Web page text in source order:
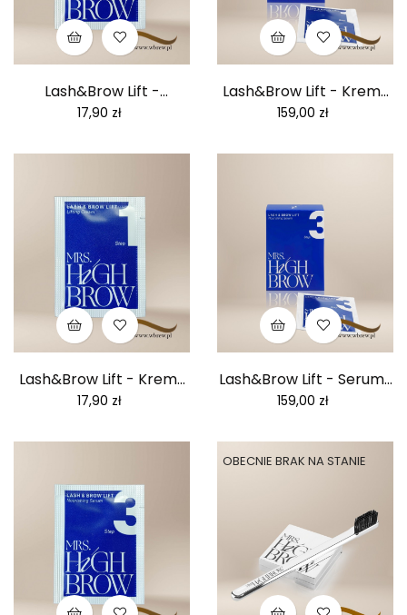
Lash&Brow Lift -
Balsam...
Cena
17,90 zł
Lash&Brow Lift - Krem...
Cena
159,00 zł
Lash&Brow Lift - Krem...
Cena
17,90 zł
Lash&Brow Lift - Serum...
Cena
159,00 zł
OBECNIE BRAK NA STANIE